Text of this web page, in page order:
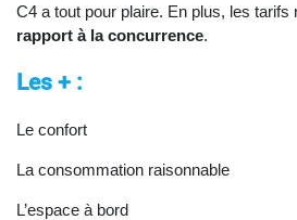
C4 a tout pour plaire. En plus, les tarifs
rapport à la concurrence.
Les + :
Le confort
La consommation raisonnable
L’espace à bord